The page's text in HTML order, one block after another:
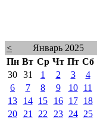
<
Январь 2025
Пн Вт Ср Чт Пт Сб
30 31 1 2 3 4
6
7 8 9 10 11
13
14 15 16 17 18
20
21 22 23 24 25